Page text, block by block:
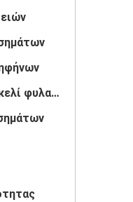
τηλεφωνικά jammers κελί φυλακής